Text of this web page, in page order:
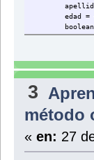
apellidos
edad =
boolean
boolean
//Metodos
public void
}
public void
}
3
método
« en: 27